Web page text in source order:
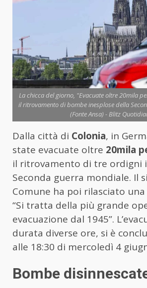
La chicca del giorno, "Evacuate oltre 20mila
il ritrovamento di bombe inesplose della
(Fonte Ansa) - Blitz
Dalla città di Colonia, in
state evacuate oltre 20mila
il ritrovamento di tre ordigni
Seconda guerra mondiale. Il
Comune ha poi rilasciato
“Si tratta della più grande
evacuazione dal 1945”.
durata diverse ore, si è
alle 18:30 di mercoledì 4
Bombe